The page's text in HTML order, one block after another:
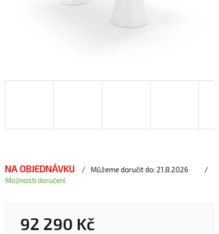
NA OBJEDNÁVKU Můžeme doručit do: 21.8.2026
Možnosti doručení
92 290 Kč